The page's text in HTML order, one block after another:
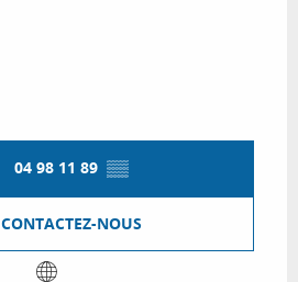
04 98 11 89 ▒▒
CONTACTEZ-NOUS